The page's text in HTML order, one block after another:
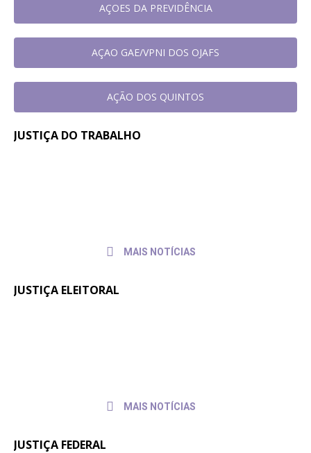
AÇOES DA PREVIDÊNCIA
AÇAO GAE/VPNI DOS OJAFS
AÇÃO DOS QUINTOS
JUSTIÇA DO TRABALHO
MAIS NOTÍCIAS
JUSTIÇA ELEITORAL
MAIS NOTÍCIAS
JUSTIÇA FEDERAL